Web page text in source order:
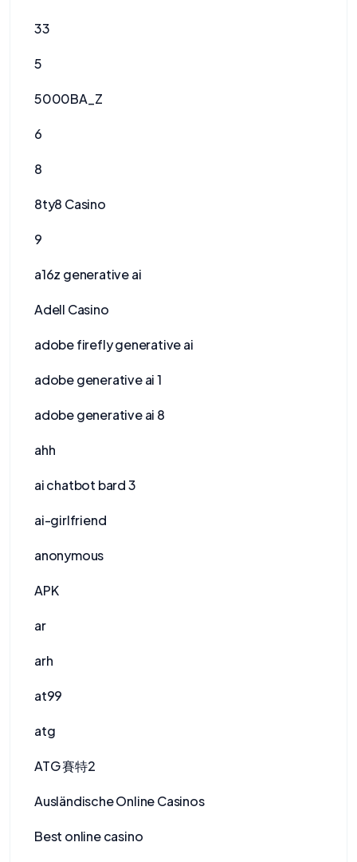
33
5
5000BA_Z
6
8
8ty8 Casino
9
a16z generative ai
Adell Casino
adobe firefly generative ai
adobe generative ai 1
adobe generative ai 8
ahh
ai chatbot bard 3
ai-girlfriend
anonymous
APK
ar
arh
at99
atg
ATG 賽特2
Ausländische Online Casinos
Best online casino